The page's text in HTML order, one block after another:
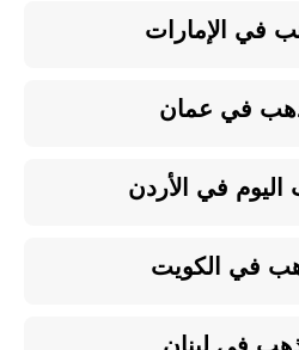
في الإمارات
في عمان
في الأردن
في الكويت